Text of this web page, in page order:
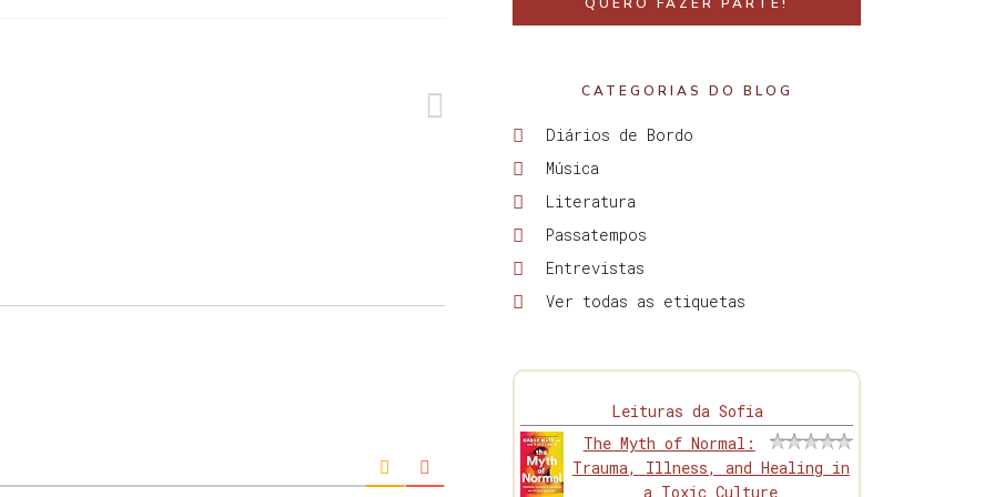
CATEGORIAS DO BLOG
Diários de Bordo
Música
Literatura
Passatempos
Entrevistas
Ver todas as etiquetas
Leituras da Sofia
The Myth of Normal:
Trauma, Illness, and Healing in
a Toxic Culture